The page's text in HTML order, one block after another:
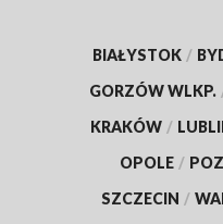
BIAŁYSTOK /
GORZÓW WLKP.
KRAKÓW /
OPOLE /
SZCZECIN /